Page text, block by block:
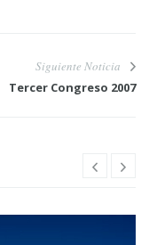
Siguiente Noticia
Tercer Congreso 2007